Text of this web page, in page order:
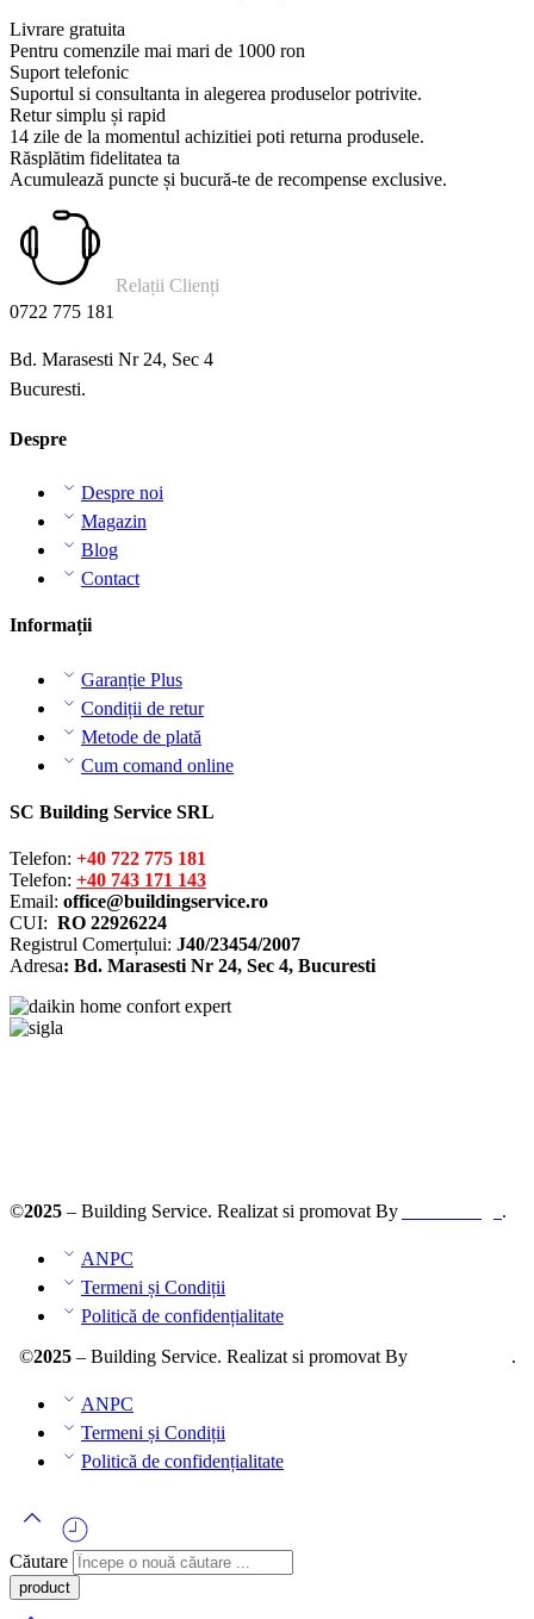
Livrare gratuita
Pentru comenzile mai mari de 1000 ron
Suport telefonic
Suportul si consultanta in alegerea produselor potrivite.
Retur simplu și rapid
14 zile de la momentul achizitiei poti returna produsele.
Răsplătim fidelitatea ta
Acumulează puncte și bucură-te de recompense exclusive.
Relații Clienți
0722 775 181
Bd. Marasesti Nr 24, Sec 4
Bucuresti.
Despre
Despre noi
Magazin
Blog
Contact
Informații
Garanție Plus
Condiții de retur
Metode de plată
Cum comand online
SC Building Service SRL
Telefon: +40 722 775 181
Telefon: +40 743 171 143
Email: office@buildingservice.ro
CUI: RO 22926224
Registrul Comerțului: J40/23454/2007
Adresa: Bd. Marasesti Nr 24, Sec 4, Bucuresti
©2025 – Building Service. Realizat si promovat By .
ANPC
Termeni și Condiții
Politică de confidențialitate
©2025– Building Service. Realizat si promovat By .
ANPC
Termeni și Condiții
Politică de confidențialitate
Căutare